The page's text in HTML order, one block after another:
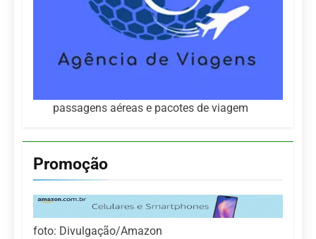
passagens aéreas e pacotes de viagem
Promoção
foto: Divulgação/Amazon